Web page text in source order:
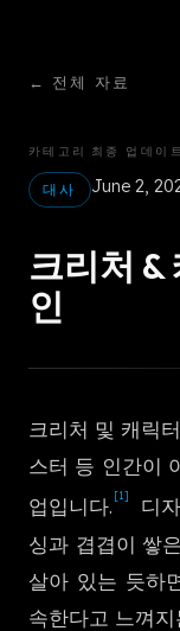
← 전체 자료
카테고리
대사
최종 업데이트
June 2,
크리처 &
인
크리처 및 캐릭
스터 등 인간이
업입니다. [1]
디
싱과 겹겹이 쌓
살아 있는 듯하
속한다고 느껴